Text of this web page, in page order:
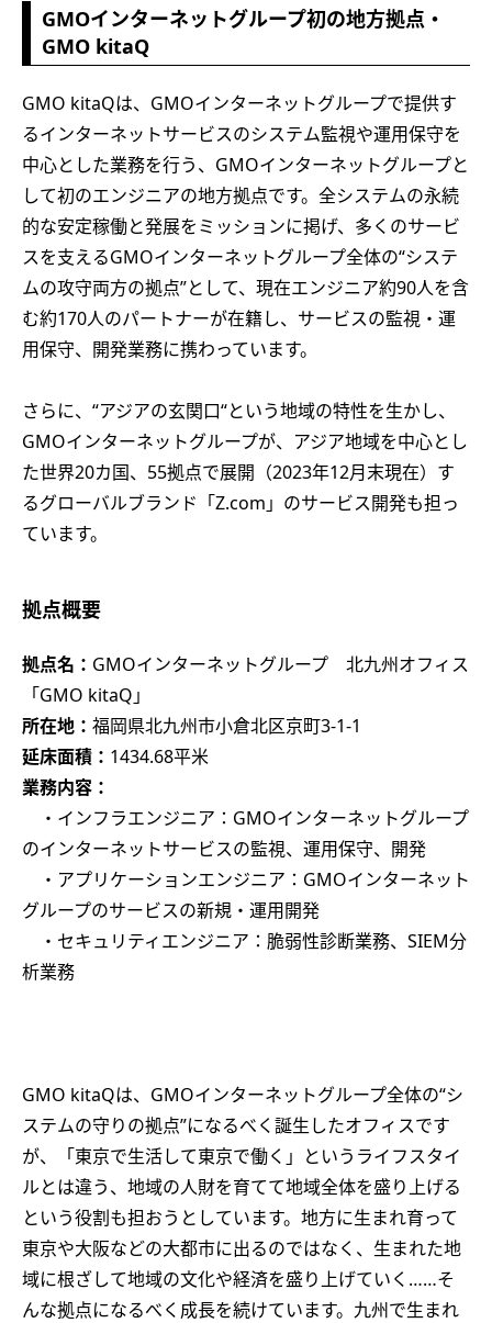
GMOインターネットグループ初の地方拠点・
GMO kitaQ
GMO kitaQは、GMOインターネットグループで提供す
るインターネットサービスのシステム監視や運用保守を
中心とした業務を行う、GMOインターネットグループと
して初のエンジニアの地方拠点です。全システムの永続
的な安定稼働と発展をミッションに掲げ、多くのサービ
スを支えるGMOインターネットグループ全体の“システ
ムの攻守両方の拠点”として、現在エンジニア約90人を含
む約170人のパートナーが在籍し、サービスの監視・運
用保守、開発業務に携わっています。
さらに、“アジアの玄関口“という地域の特性を生かし、
GMOインターネットグループが、アジア地域を中心とし
た世界20カ国、55拠点で展開（2023年12月末現在）す
るグローバルブランド「Z.com」のサービス開発も担っ
ています。
拠点概要
拠点名： GMOインターネットグループ 北九州オフィス
「GMO kitaQ」
所在地： 福岡県北九州市小倉北区京町3-1-1
延床面積： 1434.68平米
業務内容：
・インフラエンジニア：GMOインターネットグループ
のインターネットサービスの監視、運用保守、開発
・アプリケーションエンジニア：GMOインターネット
グループのサービスの新規・運用開発
・セキュリティエンジニア：脆弱性診断業務、SIEM分
析業務
GMO kitaQは、GMOインターネットグループ全体の“シ
ステムの守りの拠点”になるべく誕生したオフィスです
が、「東京で生活して東京で働く」というライフスタイ
ルとは違う、地域の人財を育てて地域全体を盛り上げる
という役割も担おうとしています。地方に生まれ育って
東京や大阪などの大都市に出るのではなく、生まれた地
域に根ざして地域の文化や経済を盛り上げていく……そ
んな拠点になるべく成長を続けています。九州で生まれ